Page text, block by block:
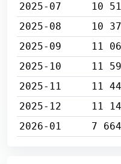
2025-07
10
2025-08
10
2025-09
11
2025-10
11
2025-11
11
2025-12
11
2026-01
7